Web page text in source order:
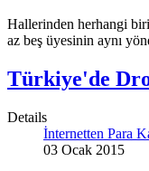
Hallerinden herhangi
az beş üyesinin aynı
Türkiye'de
Details
İnternetten Para
03 Ocak 2015